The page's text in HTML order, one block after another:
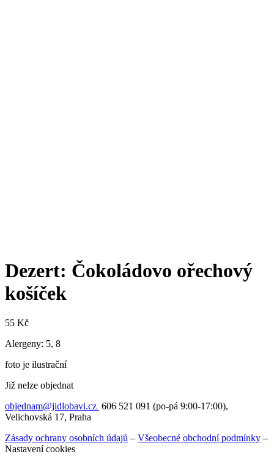
Dezert: Čokoládovo ořechový
košíček
55 Kč
Alergeny: 5, 8
foto je ilustrační
Již nelze objednat
objednam@jidlobavi.cz 606 521 091 (po-pá 9:00-17:00),
Velichovská 17, Praha
Zásady ochrany osobních údajů – Všeobecné obchodní podmínky –
Nastavení cookies